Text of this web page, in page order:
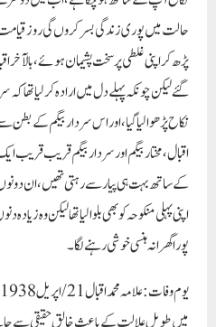
حالت میں پوری زندگی بسر کروں گی روز
پڑھ کر اپنی غلطی پر سخت پشیمان ہوئے ، بالآخر
گئے لیکن چونکہ پہلے دل میں ارادہ کر لیا تھا کہ
نکاح پڑھوا لیا گیا ، اور اس سردار بیگم کے بطن
اقبال ، مختار بیگم اور سردار بیگم قریب
کے ساتھ بہت ہی پیار سے رہتی تھیں ، ان
اپنی پہلی منکوحہ کو بھی بلوا لیا تھا لیکن وہ
پورا گھرانہ ہنسی خوشی رہنے لگا ۔
یوم وفات :